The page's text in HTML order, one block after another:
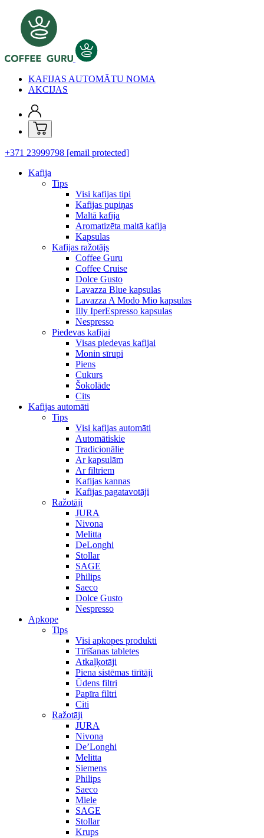
KAFIJAS AUTOMĀTU NOMA
AKCIJAS
+371 23999798 [email protected]
Kafija
Tips
Visi kafijas tipi
Kafijas pupiņas
Maltā kafija
Aromatizēta maltā kafija
Kapsulas
Kafijas ražotājs
Coffee Guru
Coffee Cruise
Dolce Gusto
Lavazza Blue kapsulas
Lavazza A Modo Mio kapsulas
Illy IperEspresso kapsulas
Nespresso
Piedevas kafijai
Visas piedevas kafijai
Monin sīrupi
Piens
Cukurs
Šokolāde
Cits
Kafijas automāti
Tips
Visi kafijas automāti
Automātiskie
Tradicionālie
Ar kapsulām
Ar filtriem
Kafijas kannas
Kafijas pagatavotāji
Ražotāji
JURA
Nivona
Melitta
DeLonghi
Stollar
SAGE
Philips
Saeco
Dolce Gusto
Nespresso
Apkope
Tips
Visi apkopes produkti
Tīrīšanas tabletes
Atkaļķotāji
Piena sistēmas tīrītāji
Ūdens filtri
Papīra filtri
Citi
Ražotāji
JURA
Nivona
De’Longhi
Melitta
Siemens
Philips
Saeco
Miele
SAGE
Stollar
Krups